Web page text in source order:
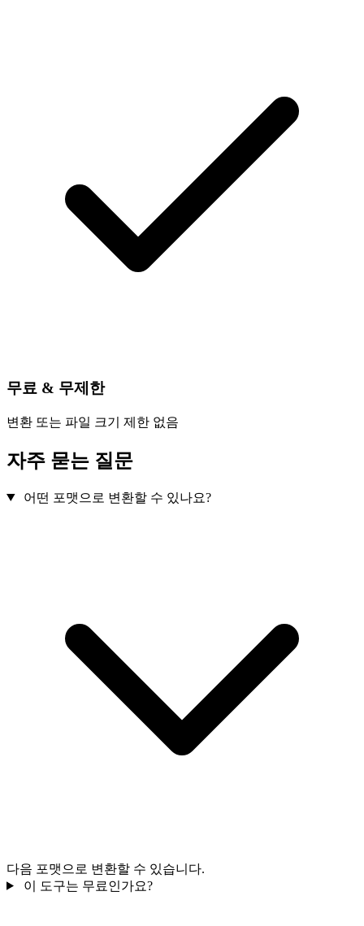
무료 & 무제한
변환 또는 파일 크기 제한 없음
자주 묻는 질문
어떤 포맷으로 변환할 수 있나요?
다음 포맷으로 변환할 수 있습니다.
이 도구는 무료인가요?